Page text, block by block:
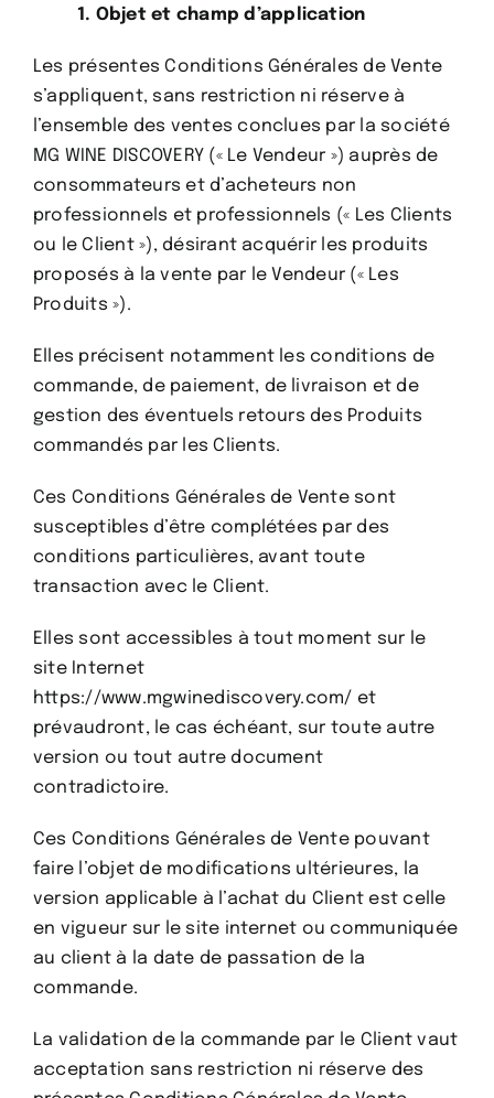
1. Objet et champ d’application
Les présentes Conditions Générales de Vente
s’appliquent, sans restriction ni réserve à
l’ensemble des ventes conclues par la société
MG WINE DISCOVERY (« Le Vendeur ») auprès de
consommateurs et d’acheteurs non
professionnels et professionnels (« Les Clients
ou le Client »), désirant acquérir les produits
proposés à la vente par le Vendeur (« Les
Produits »).
Elles précisent notamment les conditions de
commande, de paiement, de livraison et de
gestion des éventuels retours des Produits
commandés par les Clients.
Ces Conditions Générales de Vente sont
susceptibles d’être complétées par des
conditions particulières, avant toute
transaction avec le Client.
Elles sont accessibles à tout moment sur le
site Internet
https://www.mgwinediscovery.com/ et
prévaudront, le cas échéant, sur toute autre
version ou tout autre document
contradictoire.
Ces Conditions Générales de Vente pouvant
faire l’objet de modifications ultérieures, la
version applicable à l’achat du Client est celle
en vigueur sur le site internet ou communiquée
au client à la date de passation de la
commande.
La validation de la commande par le Client vaut
acceptation sans restriction ni réserve des